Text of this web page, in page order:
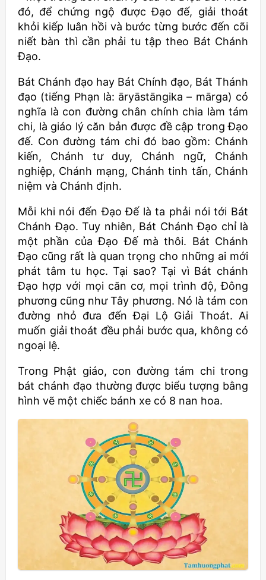
đó, để chứng ngộ được Đạo đế, giải thoát
khỏi kiếp luân hồi và bước từng bước đến cõi
niết bàn thì cần phải tu tập theo Bát Chánh
Đạo.
Bát Chánh đạo hay Bát Chính đạo, Bát Thánh
đạo (tiếng Phạn là: āryāstāngika – mārga) có
nghĩa là con đường chân chính chia làm tám
chi, là giáo lý căn bản được đề cập trong Đạo
đế. Con đường tám chi đó bao gồm: Chánh
kiến, Chánh tư duy, Chánh ngữ, Chánh
nghiệp, Chánh mạng, Chánh tinh tấn, Chánh
niệm và Chánh định.
Mỗi khi nói đến Đạo Đế là ta phải nói tới Bát
Chánh Đạo. Tuy nhiên, Bát Chánh Đạo chỉ là
một phần của Đạo Đế mà thôi. Bát Chánh
Đạo cũng rất là quan trọng cho những ai mới
phát tâm tu học. Tại sao? Tại vì Bát chánh
Đạo hợp với mọi căn cơ, mọi trình độ, Đông
phương cũng như Tây phương. Nó là tám con
đường nhỏ đưa đến Đại Lộ Giải Thoát. Ai
muốn giải thoát đều phải bước qua, không có
ngoại lệ.
Trong Phật giáo, con đường tám chi trong
bát chánh đạo thường được biểu tượng bằng
hình vẽ một chiếc bánh xe có 8 nan hoa.